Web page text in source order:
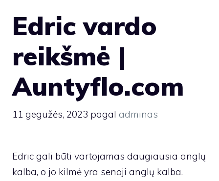
Edric vardo
reikšmė |
Auntyflo.com
11 gegužės, 2023 pagal adminas
Edric gali būti vartojamas daugiausia anglų
kalba, o jo kilmė yra senoji anglų kalba.